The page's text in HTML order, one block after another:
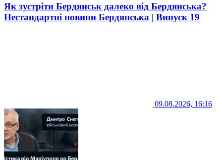
Як зустріти Бердянськ далеко від Бердянська?
Нестандартні новини Бердянська | Випуск 19
09.08.2026, 16:16